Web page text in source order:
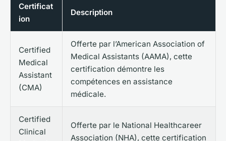
Certificat
ion
Description
Certified
Medical
Assistant
(CMA)
Offerte par l’American Association of
Medical Assistants (AAMA), cette
certification démontre les
compétences en assistance
médicale.
Certified
Clinical
Offerte par le National Healthcareer
Association (NHA), cette certification